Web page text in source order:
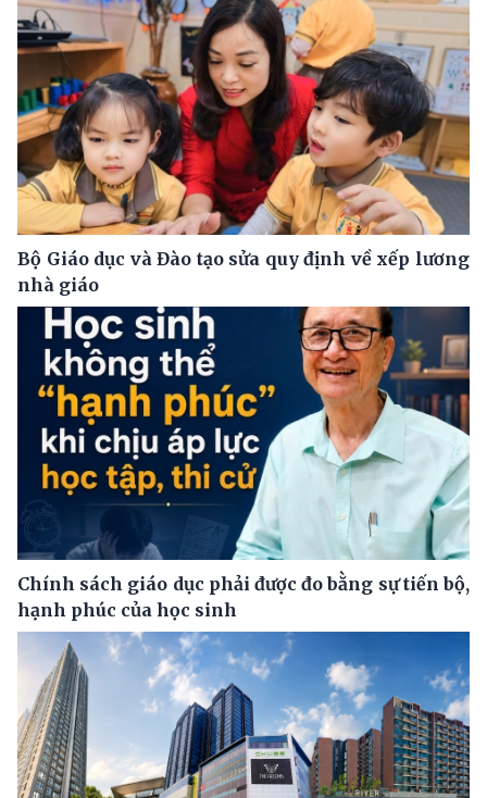
Bộ Giáo dục và Đào tạo sửa quy định về xếp lương
nhà giáo
Chính sách giáo dục phải được đo bằng sự tiến bộ,
hạnh phúc của học sinh